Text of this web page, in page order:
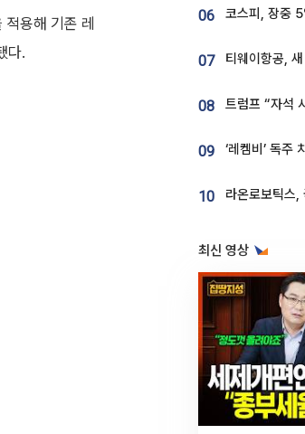
용해 기존 레
다.
06
07
08
09
10
최신 영상